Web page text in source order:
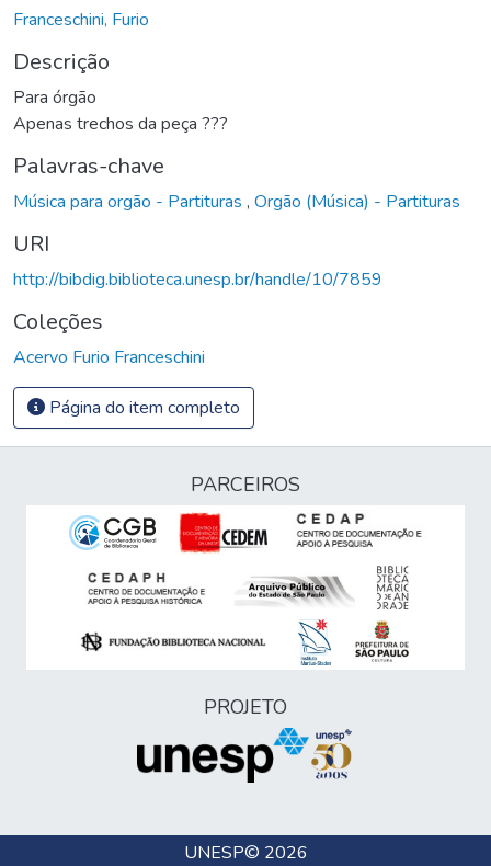
Franceschini, Furio
Descrição
Para órgão
Apenas trechos da peça ???
Palavras-chave
Música para orgão - Partituras , Orgão (Música) - Partituras
URI
http://bibdig.biblioteca.unesp.br/handle/10/7859
Coleções
Acervo Furio Franceschini
Página do item completo
PARCEIROS
PROJETO
UNESP© 2026